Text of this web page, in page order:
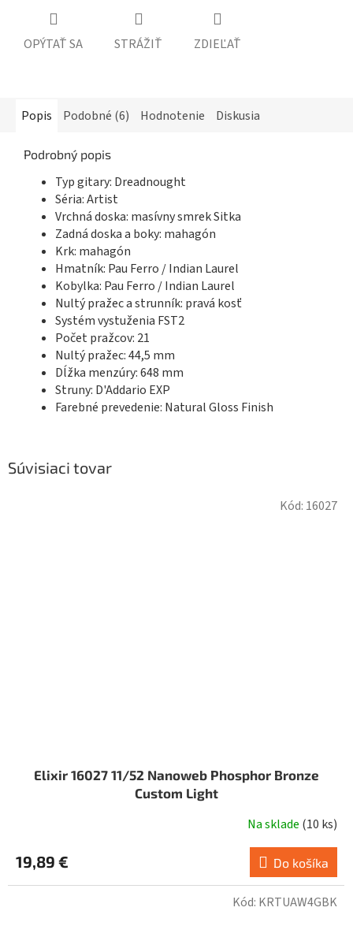
OPÝTAŤ SA STRÁŽIŤ ZDIEĽAŤ
Popis Podobné (6) Hodnotenie Diskusia
Podrobný popis
Typ gitary: Dreadnought
Séria: Artist
Vrchná doska: masívny smrek Sitka
Zadná doska a boky: mahagón
Krk: mahagón
Hmatník: Pau Ferro / Indian Laurel
Kobylka: Pau Ferro / Indian Laurel
Nultý pražec a strunník: pravá kosť
Systém vystuženia FST2
Počet pražcov: 21
Nultý pražec: 44,5 mm
Dĺžka menzúry: 648 mm
Struny: D'Addario EXP
Farebné prevedenie: Natural Gloss Finish
Súvisiaci tovar
Elixir 16027 11/52 Nanoweb Phosphor Bronze
Custom Light
Na sklade (10 ks)
19,89 € Do košíka
Kód: 16027
Kód: KRTUAW4GBK